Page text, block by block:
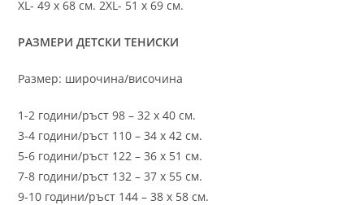
XL- 49 х 68 см. 2XL- 51 х 69 см.
РАЗМЕРИ ДЕТСКИ ТЕНИСКИ
Размер: широчина/височина
1-2 години/ръст 98 – 32 х 40 см.
3-4 години/ръст 110 – 34 х 42 см.
5-6 години/ръст 122 – 36 х 51 см.
7-8 години/ръст 132 – 37 х 55 см.
9-10 години/ръст 144 – 38 х 58 см.